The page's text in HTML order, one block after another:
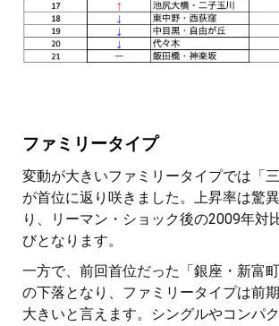
ファミリータイプ
変動が大きいファミリータイプでは「三
が首位に返り咲きました。上昇率は驚
り、リーマン・ショック後の2009年対
びとなります。
一方で、前回首位だった「銀座・新富
の下落となり、ファミリータイプは前
大きいと言えます。シングルやコンパ